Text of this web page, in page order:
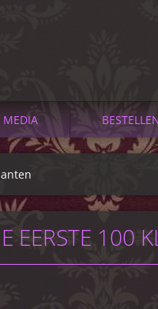
MEDIA
EERSTE 100